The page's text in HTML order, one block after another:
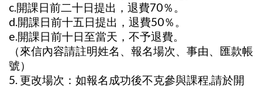
c.開課日前二十日提出，退費70％。
d.開課日前十五日提出，退費50％。
e.開課日前十日至當天，不予退費。
（來信內容請註明姓名、報名場次、事由、匯款帳
號）
5. 更改場次：如報名成功後不克參與課程,請於開